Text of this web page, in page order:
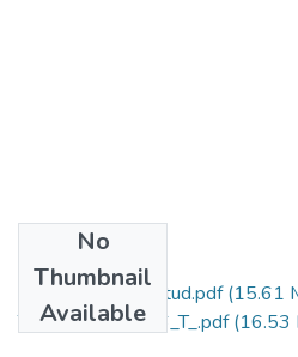
No
Thumbnail
Available
Grado de Similitud.pdf(15.61
T036_73452336_T_.pdf(16.53